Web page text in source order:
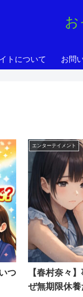
お
トについて お問
つ
エンターテイメント
【春村奈々
ぜ無期限休養